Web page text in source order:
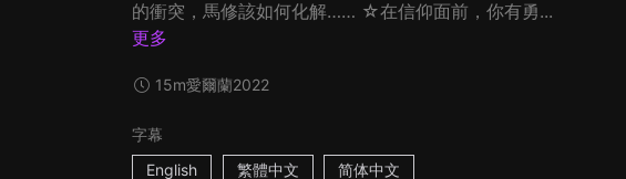
的衝突，馬修該如何化解…… ☆在信仰面前，你有勇...
更多
15m愛爾蘭2022
字幕
English
繁體中文 简体中文